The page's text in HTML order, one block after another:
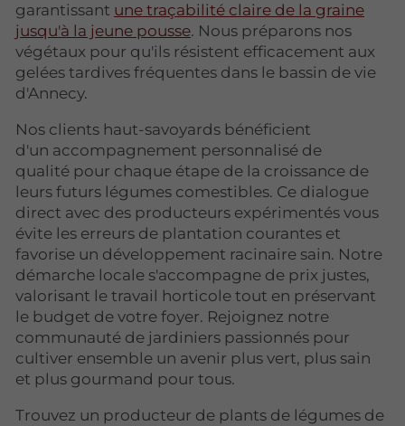
garantissant une traçabilité claire de la graine
jusqu'à la jeune pousse. Nous préparons nos
végétaux pour qu'ils résistent efficacement aux
gelées tardives fréquentes dans le bassin de vie
d'Annecy.
Nos clients haut-savoyards bénéficient
d'un accompagnement personnalisé de
qualité pour chaque étape de la croissance de
leurs futurs légumes comestibles. Ce dialogue
direct avec des producteurs expérimentés vous
évite les erreurs de plantation courantes et
favorise un développement racinaire sain. Notre
démarche locale s'accompagne de prix justes,
valorisant le travail horticole tout en préservant
le budget de votre foyer. Rejoignez notre
communauté de jardiniers passionnés pour
cultiver ensemble un avenir plus vert, plus sain
et plus gourmand pour tous.
Trouvez un producteur de plants de légumes de